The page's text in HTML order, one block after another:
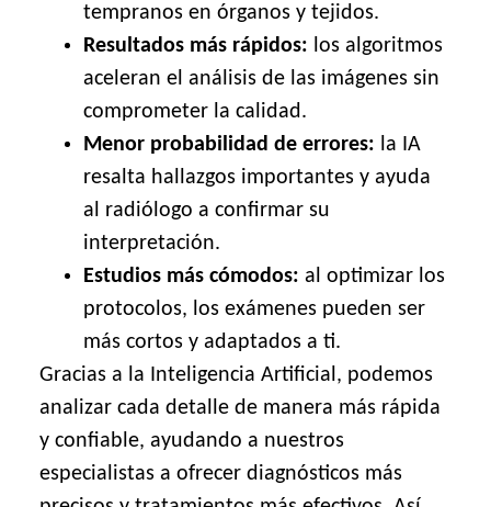
tempranos en órganos y tejidos.
Resultados más rápidos: los algoritmos
aceleran el análisis de las imágenes sin
comprometer la calidad.
Menor probabilidad de errores: la IA
resalta hallazgos importantes y ayuda
al radiólogo a confirmar su
interpretación.
Estudios más cómodos: al optimizar los
protocolos, los exámenes pueden ser
más cortos y adaptados a ti.
Gracias a la Inteligencia Artificial, podemos
analizar cada detalle de manera más rápida
y confiable, ayudando a nuestros
especialistas a ofrecer diagnósticos más